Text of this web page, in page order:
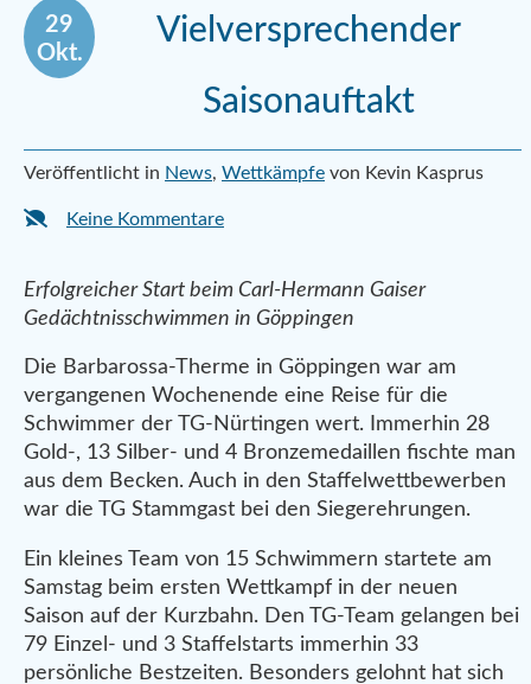
29
Okt.
Vielversprechender
Saisonauftakt
Veröffentlicht in News, Wettkämpfe von Kevin Kasprus
Keine Kommentare
Erfolgreicher Start beim Carl-Hermann Gaiser
Gedächtnisschwimmen in Göppingen
Die Barbarossa-Therme in Göppingen war am
vergangenen Wochenende eine Reise für die
Schwimmer der TG-Nürtingen wert. Immerhin 28
Gold-, 13 Silber- und 4 Bronzemedaillen fischte man
aus dem Becken. Auch in den Staffelwettbewerben
war die TG Stammgast bei den Siegerehrungen.
Ein kleines Team von 15 Schwimmern startete am
Samstag beim ersten Wettkampf in der neuen
Saison auf der Kurzbahn. Den TG-Team gelangen bei
79 Einzel- und 3 Staffelstarts immerhin 33
persönliche Bestzeiten. Besonders gelohnt hat sich